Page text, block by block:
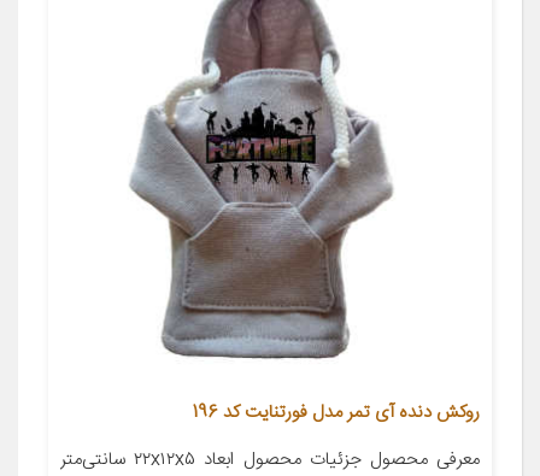
روکش دنده آی تمر مدل فورتنایت کد 196
معرفی محصول جزئیات محصول ابعاد ۲۲x۱۲x۵ سانتی‌متر